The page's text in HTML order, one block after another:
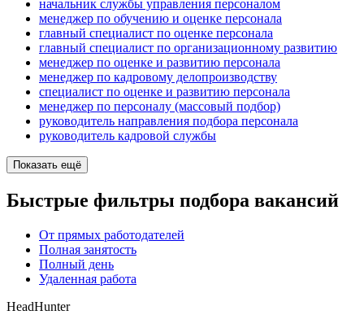
начальник службы управления персоналом
менеджер по обучению и оценке персонала
главный специалист по оценке персонала
главный специалист по организационному развитию
менеджер по оценке и развитию персонала
менеджер по кадровому делопроизводству
специалист по оценке и развитию персонала
менеджер по персоналу (массовый подбор)
руководитель направления подбора персонала
руководитель кадровой службы
Показать ещё
Быстрые фильтры подбора вакансий
От прямых работодателей
Полная занятость
Полный день
Удаленная работа
HeadHunter